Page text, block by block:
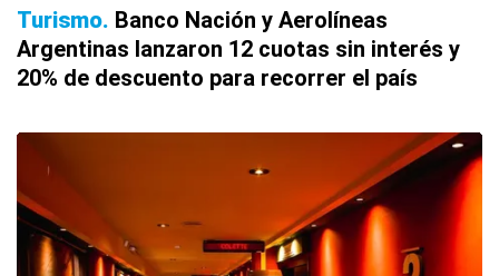
Turismo Banco Nación y Aerolíneas
Argentinas lanzaron 12 cuotas sin interés y
20% de descuento para recorrer el país